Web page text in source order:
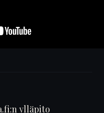
ylläpito